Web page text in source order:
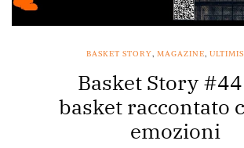
BASKET STORY, MAGAZINE,
Basket Story
basket raccontato
emozioni